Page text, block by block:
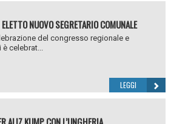
NUOVO SEGRETARIO COMUNALE
del congresso regionale e
è celebrat...
LEGGI